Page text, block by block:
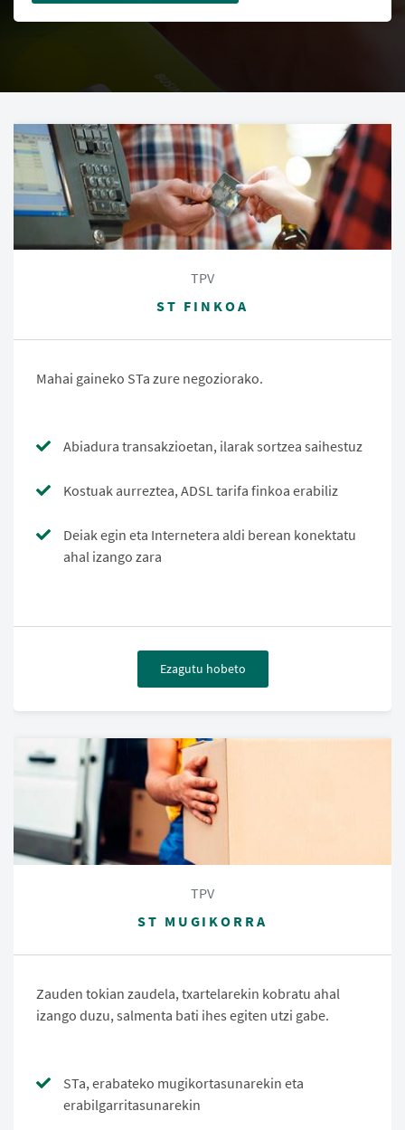
TPV
ST FINKOA
Mahai gaineko STa zure negoziorako.
Abiadura transakzioetan, ilarak sortzea saihestuz
Kostuak aurreztea, ADSL tarifa finkoa erabiliz
Deiak egin eta Internetera aldi berean konektatu
ahal izango zara
Ezagutu hobeto
TPV
ST MUGIKORRA
Zauden tokian zaudela, txartelarekin kobratu ahal
izango duzu, salmenta bati ihes egiten utzi gabe.
STa, erabateko mugikortasunarekin eta
erabilgarritasunarekin